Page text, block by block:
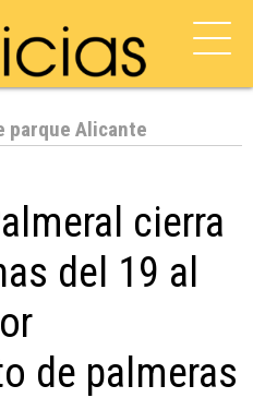
parque Alicante
cierra
del 19 al
de palmeras